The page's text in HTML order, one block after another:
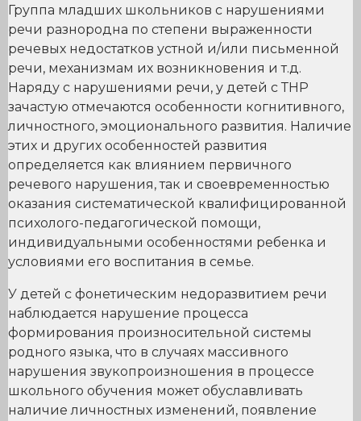
Группа младших школьников с нарушениями
речи разнородна по степени выраженности
речевых недостатков устной и/или письменной
речи, механизмам их возникновения и т.д.
Наряду с нарушениями речи, у детей с ТНР
зачастую отмечаются особенности когнитивного,
личностного, эмоционального развития. Наличие
этих и других особенностей развития
определяется как влиянием первичного
речевого нарушения, так и своевременностью
оказания систематической квалифицированной
психолого-педагогической помощи,
индивидуальными особенностями ребенка и
условиями его воспитания в семье.
У детей с фонетическим недоразвитием речи
наблюдается нарушение процесса
формирования произносительной системы
родного языка, что в случаях массивного
нарушения звукопроизношения в процессе
школьного обучения может обуславливать
наличие личностных изменений, появление